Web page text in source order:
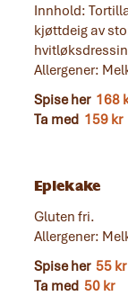
Innhold:
kjøttdeig av
Allergener:
Spise her 168
Ta med 159 kr
Eplekake
Gluten fri.
Allergener:
Spise her 55 kr
Ta med 50 kr